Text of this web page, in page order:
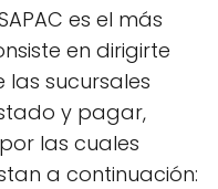
es el más
en dirigirte
sucursales
y pagar,
las cuales
a continuación: